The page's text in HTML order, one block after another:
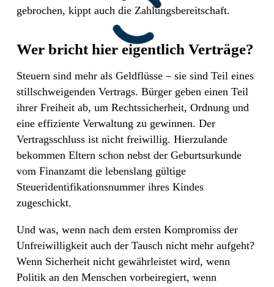
gebrochen, kippt auch die Zahlungsbereitschaft.
Wer bricht hier eigentlich Verträge?
Steuern sind mehr als Geldflüsse – sie sind Teil eines
stillschweigenden Vertrags. Bürger geben einen Teil
ihrer Freiheit ab, um Rechtssicherheit, Ordnung und
eine effiziente Verwaltung zu gewinnen. Der
Vertragsschluss ist nicht freiwillig. Hierzulande
bekommen Eltern schon nebst der Geburtsurkunde
vom Finanzamt die lebenslang gültige
Steueridentifikationsnummer ihres Kindes
zugeschickt.
Und was, wenn nach dem ersten Kompromiss der
Unfreiwilligkeit auch der Tausch nicht mehr aufgeht?
Wenn Sicherheit nicht gewährleistet wird, wenn
Politik an den Menschen vorbeiregiert, wenn